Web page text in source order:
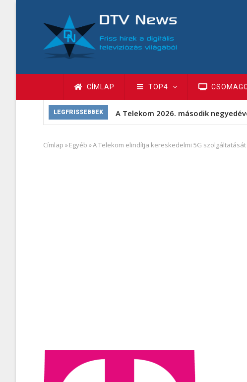
tartalomra
Fő
navigáció
CÍMLAP TOP4
LEGFRISSEBBEK A Telekom 2026. második
Morzsa
Címlap »Egyéb »A Telekom elindítja kereskedelmi 5G szolgáltatását